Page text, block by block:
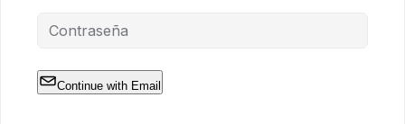
Continue with Email